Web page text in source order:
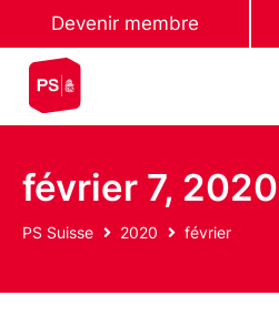
Devenir membre
février 7, 2020
PS Suisse 2020 février